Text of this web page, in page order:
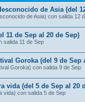
de Asia (del
de Asia) con salida 12
11 de Sep al 20 de Sep)
salida 11 de Sep
Goroka (del 9 de Sep
Goroka) con salida 9 de Sep
vida (del 5 de Sep al 20
vida) con salida 5 de Sep